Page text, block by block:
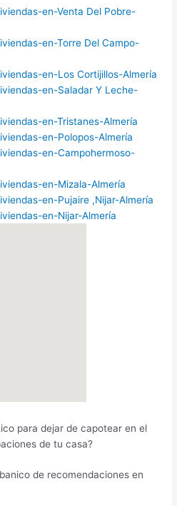
en-Venta Del Pobre-
en-Torre Del Campo-
en-Los Cortijillos-Almería
en-Saladar Y Leche-
en-Tristanes-Almería
en-Polopos-Almería
en-Campohermoso-
en-Mizala-Almería
en-Pujaire ,Nijar-Almería
en-Nijar-Almería
para dejar de capotear en el
de tu casa?
de recomendaciones en